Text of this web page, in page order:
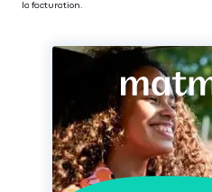
la facturation.